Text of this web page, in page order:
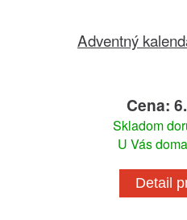
Adventný
Cena:
Skladom
U Vás
Detail